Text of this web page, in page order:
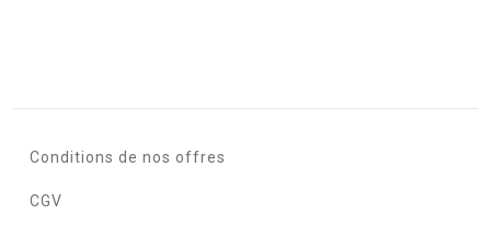
Conditions de nos offres
CGV